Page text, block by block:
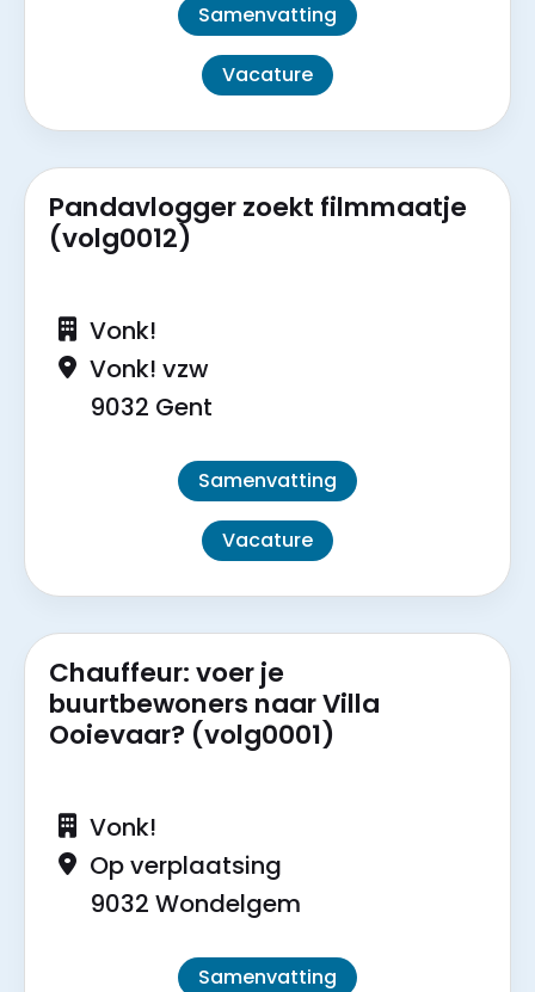
Samenvatting
Vacature
Pandavlogger zoekt filmmaatje
(volg0012)
Vonk!
Vonk! vzw
9032 Gent
Samenvatting
Vacature
Chauffeur: voer je
buurtbewoners naar Villa
Ooievaar? (volg0001)
Vonk!
Op verplaatsing
9032 Wondelgem
Samenvatting